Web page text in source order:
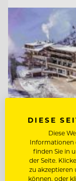
TOP
DIESE
Diese
Informationen
finden Sie in
der Seite.
zu akzeptieren
können, oder